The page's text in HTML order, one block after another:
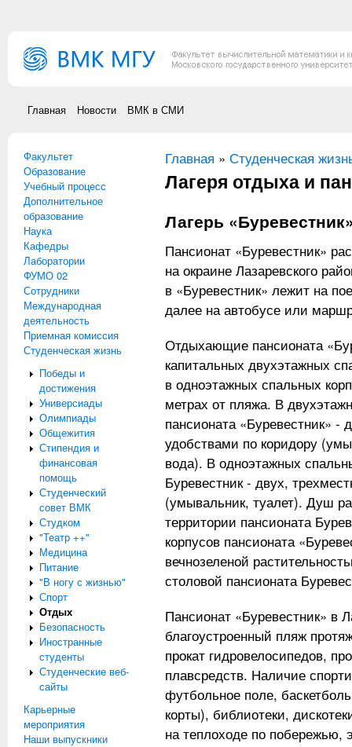
Главная Новости ВМК в СМИ
Факультет
Образование
Учебный процесс
Дополнительное
образование
Наука
Кафедры
Лаборатории
ФУМО 02
Сотрудники
Международная
деятельность
Приемная комиссия
Студенческая жизнь
Победы и
достижения
Универсиады
Олимпиады
Общежития
Стипендия и
финансовая
помощь
Студенческий
совет ВМК
Студком
"Театр ++"
Медицина
Питание
"В ногу с жизнью"
Спорт
Отдых
Безопасность
Иностранные
студенты
Студенческие веб-
сайты
Карьерные
мероприятия
Наши выпускники
Вы здесь
Главная » Студенческая
Лагеря отдыха и
Лагерь
Пансионат «Буревестник»
на окраине Лазаревского
в «Буревестник» лежит на
далее на автобусе или
Отдыхающие пансионата
капитальных двухэтажных
в одноэтажных спальных
метрах от пляжа. В
пансионата «Буревестник» -
удобствами по коридору
вода). В одноэтажных
Буревестник - двух,
(умывальник, туалет). Душ
территории пансионата
корпусов пансионата
вечнозеленой
столовой пансионата
Пансионат «Буревестник» в
благоустроенный пляж
прокат гидровелосипедов,
плавсредств. Наличие
футбольное поле,
корты), библиотеки,
на теплоходе по побережью,